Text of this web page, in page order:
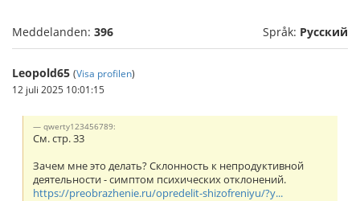
Meddelanden: 396 Språk: Русский
Leopold65 (Visa profilen)
12 juli 2025 10:01:15
qwerty123456789:
См. стр. 33
Зачем мне это делать? Склонность к непродуктивной
деятельности - симптом психических отклонений.
https://preobrazhenie.ru/opredelit-shizofreniyu/?y...